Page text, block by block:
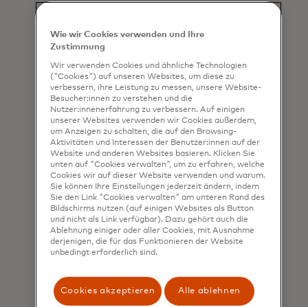
Wie wir Cookies verwenden und Ihre
Zustimmung
Wir verwenden Cookies und ähnliche Technologien
("Cookies") auf unseren Websites, um diese zu
verbessern, ihre Leistung zu messen, unsere Website-
Besucher:innen zu verstehen und die
Nutzer:innenerfahrung zu verbessern. Auf einigen
unserer Websites verwenden wir Cookies außerdem,
um Anzeigen zu schalten, die auf den Browsing-
Aktivitäten und Interessen der Benutzer:innen auf der
Website und anderen Websites basieren. Klicken Sie
unten auf "Cookies verwalten", um zu erfahren, welche
Cookies wir auf dieser Website verwenden und warum.
Sie können Ihre Einstellungen jederzeit ändern, indem
Sie den Link "Cookies verwalten" am unteren Rand des
Bildschirms nutzen (auf einigen Websites als Button
und nicht als Link verfügbar). Dazu gehört auch die
Ablehnung einiger oder aller Cookies, mit Ausnahme
derjenigen, die für das Funktionieren der Website
unbedingt erforderlich sind.
Cookies akzeptieren Alle ablehnen